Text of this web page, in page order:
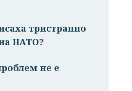
тристранно
НАТО?
не е